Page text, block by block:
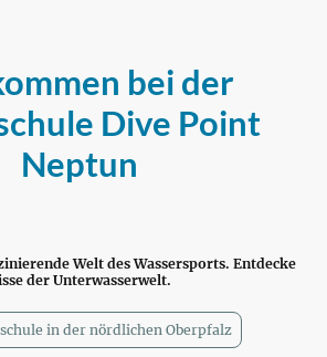
bei der
Dive Point
Neptun
Welt des Wassersports. Entdecke
der Unterwasserwelt.
in der nördlichen Oberpfalz